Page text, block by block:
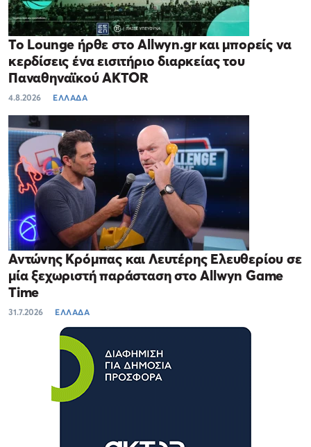
Το Lounge ήρθε στο Allwyn.gr και μπορείς να
κερδίσεις ένα εισιτήριο διαρκείας του
Παναθηναϊκού AKTOR
4.8.2026 ΕΛΛΑΔΑ
Αντώνης Κρόμπας και Λευτέρης Ελευθερίου σε
μία ξεχωριστή παράσταση στο Allwyn Game
Time
31.7.2026 ΕΛΛΑΔΑ